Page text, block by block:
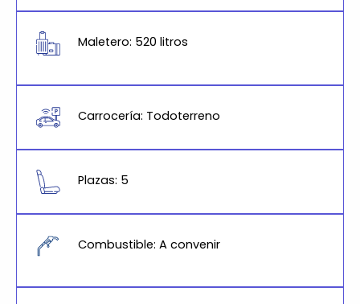
Maletero: 520 litros
Carrocería: Todoterreno
Plazas: 5
Combustible: A convenir